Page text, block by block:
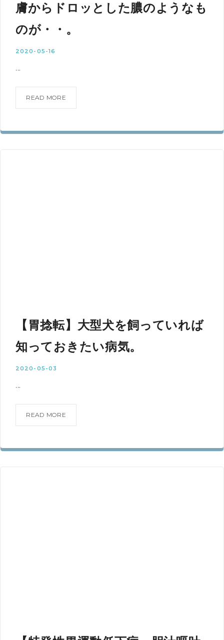
膚からドロッとした膿のようなも
のが・・。
2020-05-16
...
READ MORE
【胃捻転】大型犬を飼っていれば
知っておきたい病気。
2020-05-03
...
READ MORE